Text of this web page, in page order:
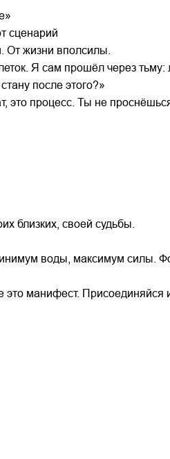
сценарий
От жизни вполсилы.
Я сам прошёл через тьму:
после этого?»
это процесс. Ты не
близких, своей судьбы.
воды, максимум силы.
манифест. Присоединяйся